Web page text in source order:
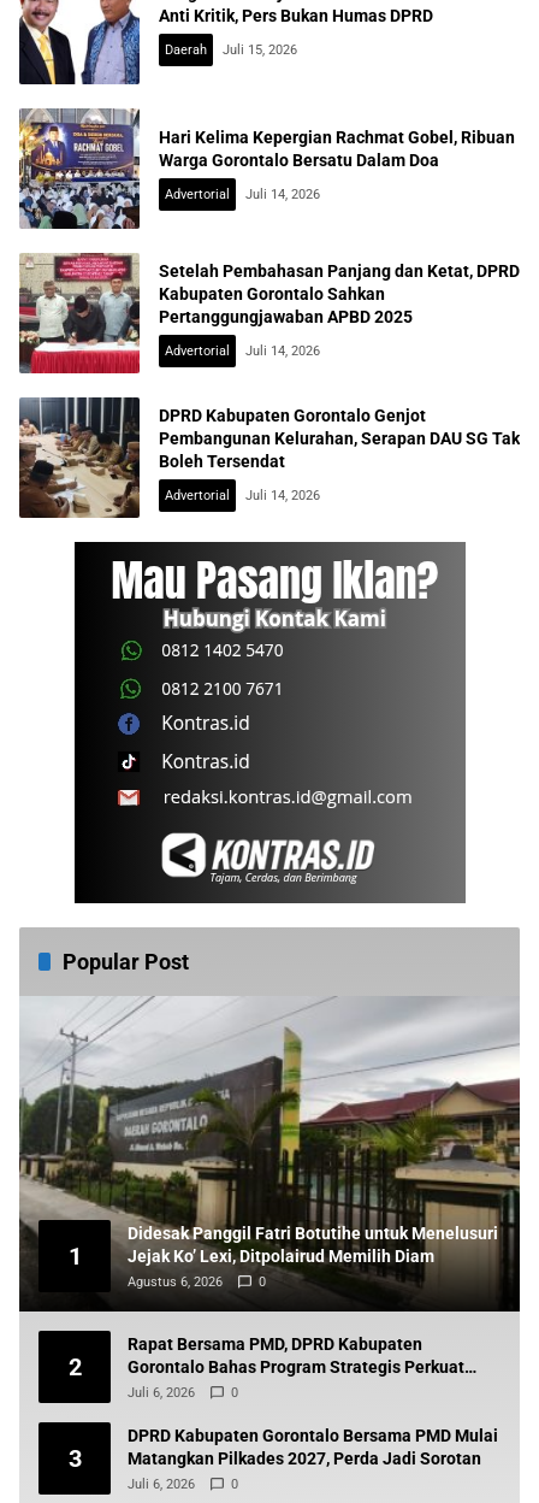
Anti Kritik, Pers Bukan Humas DPRD
Daerah Juli 15, 2026
Hari Kelima Kepergian Rachmat Gobel, Ribuan
Warga Gorontalo Bersatu Dalam Doa
Advertorial Juli 14, 2026
Setelah Pembahasan Panjang dan Ketat, DPRD
Kabupaten Gorontalo Sahkan
Pertanggungjawaban APBD 2025
Advertorial Juli 14, 2026
DPRD Kabupaten Gorontalo Genjot
Pembangunan Kelurahan, Serapan DAU SG Tak
Boleh Tersendat
Advertorial Juli 14, 2026
Popular Post
1
Didesak Panggil Fatri Botutihe untuk Menelusuri
Jejak Ko’ Lexi, Ditpolairud Memilih Diam
Agustus 6, 2026 0
2
Rapat Bersama PMD, DPRD Kabupaten
Gorontalo Bahas Program Strategis Perkuat
Pembangunan Desa
Juli 6, 2026 0
3
DPRD Kabupaten Gorontalo Bersama PMD Mulai
Matangkan Pilkades 2027, Perda Jadi Sorotan
Juli 6, 2026 0